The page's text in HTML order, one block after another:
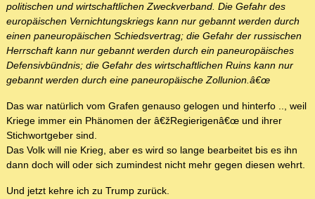
politischen und wirtschaftlichen Zweckverband. Die Gefahr des
europäischen Vernichtungskriegs kann nur gebannt werden durch
einen paneuropäischen Schiedsvertrag; die Gefahr der russischen
Herrschaft kann nur gebannt werden durch ein paneuropäisches
Defensivbündnis; die Gefahr des wirtschaftlichen Ruins kann nur
gebannt werden durch eine paneuropäische Zollunion.â€œ
Das war natürlich vom Grafen genauso gelogen und hinterfo .., weil
Kriege immer ein Phänomen der â€žRegierigenâ€œ und ihrer
Stichwortgeber sind.
Das Volk will nie Krieg, aber es wird so lange bearbeitet bis es ihn
dann doch will oder sich zumindest nicht mehr gegen diesen wehrt.
Und jetzt kehre ich zu Trump zurück.